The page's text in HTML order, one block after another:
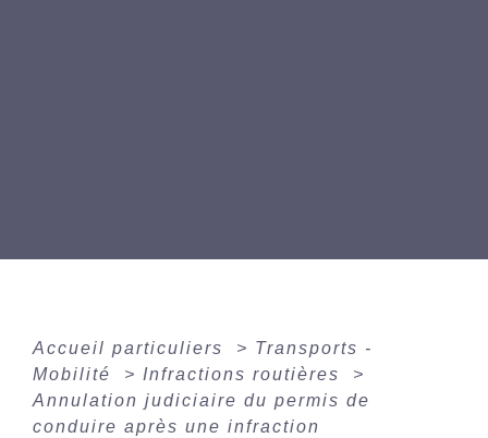
Accueil particuliers > Transports -
Mobilité
> Infractions routières
>
Annulation judiciaire du permis de
conduire après une infraction